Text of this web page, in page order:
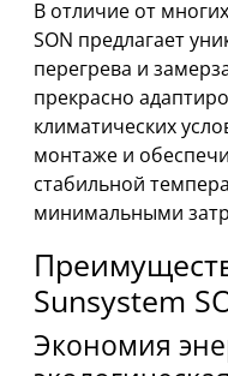
В отличие от
SON предлагает
перегрева и
прекрасно
климатических
монтаже и
стабильной
минимальными
Sunsystem
Экономия